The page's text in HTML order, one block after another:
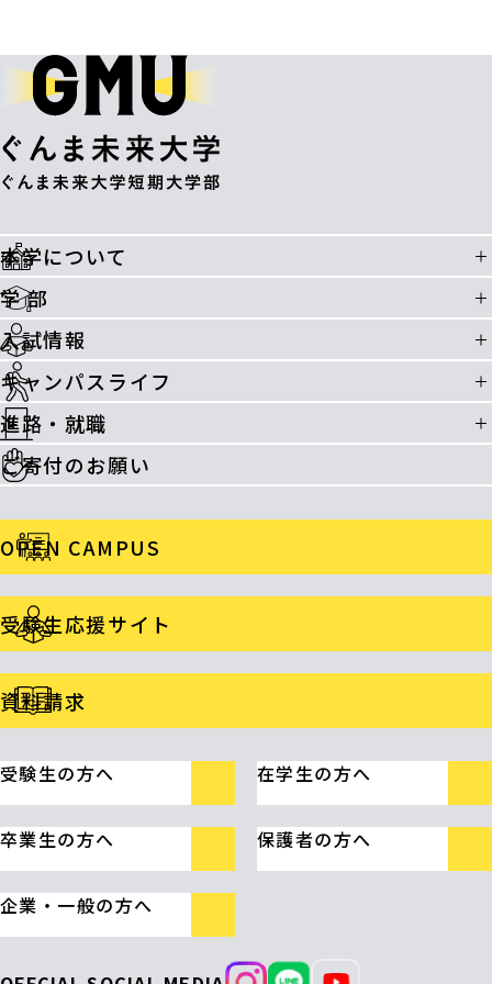
本学について
学 部
入試情報
キャンパスライフ
進路・就職
ご寄付のお願い
OPEN CAMPUS
受験生応援サイト
資料請求
受験生の方へ 在学生の方へ
卒業生の方へ 保護者の方へ
企業・一般の方へ